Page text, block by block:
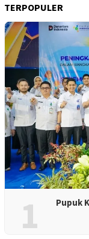
TERPOPULER
1 Pupuk